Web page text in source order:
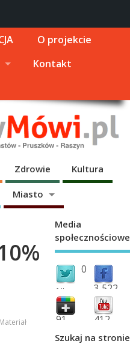
O projekcie
Kontakt
Zdrowie Kultura
Miasto
Materiał
Media
społecznościowe
0
followers 3,522
fans
91 412
Szukaj na stronie